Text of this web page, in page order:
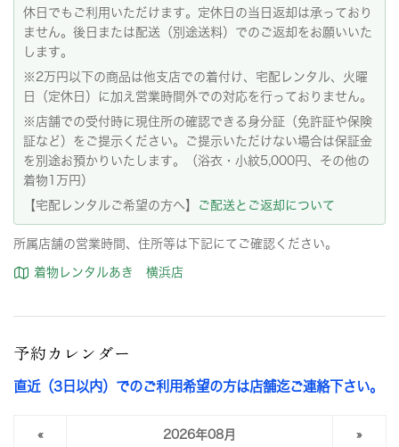
休日でもご利用いただけます。定休日の当日返却は承っており
ません。後日または配送（別途送料）でのご返却をお願いいた
します。
※2万円以下の商品は他支店での着付け、宅配レンタル、火曜
日（定休日）に加え営業時間外での対応を行っておりません。
※店舗での受付時に現住所の確認できる身分証（免許証や保険
証など）をご提示ください。ご提示いただけない場合は保証金
を別途お預かりいたします。（浴衣・小紋5,000円、その他の
着物1万円）
【宅配レンタルご希望の方へ】
ご配送とご返却について
所属店舗の営業時間、住所等は下記にてご確認ください。
着物レンタルあき 横浜店
予約カレンダー
直近（3日以内）でのご利用希望の方は店舗迄ご連絡下さい。
« 2026年08月 »